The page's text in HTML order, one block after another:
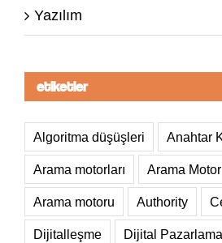
Yazılım
etiketler
Algoritma düşüşleri Anahtar
Arama motorları Arama
Arama motoru Authority
Dijitalleşme Dijital Pazarlama